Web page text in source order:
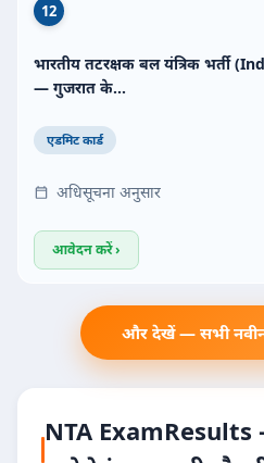
12
भारतीय तटरक्षक बल यंत्रिक भर्ती
— गुजरात के…
एडमिट कार्ड
अधिसूचना अनुसार
आवेदन करें ›
और देखें — सभी
NTA ExamResults